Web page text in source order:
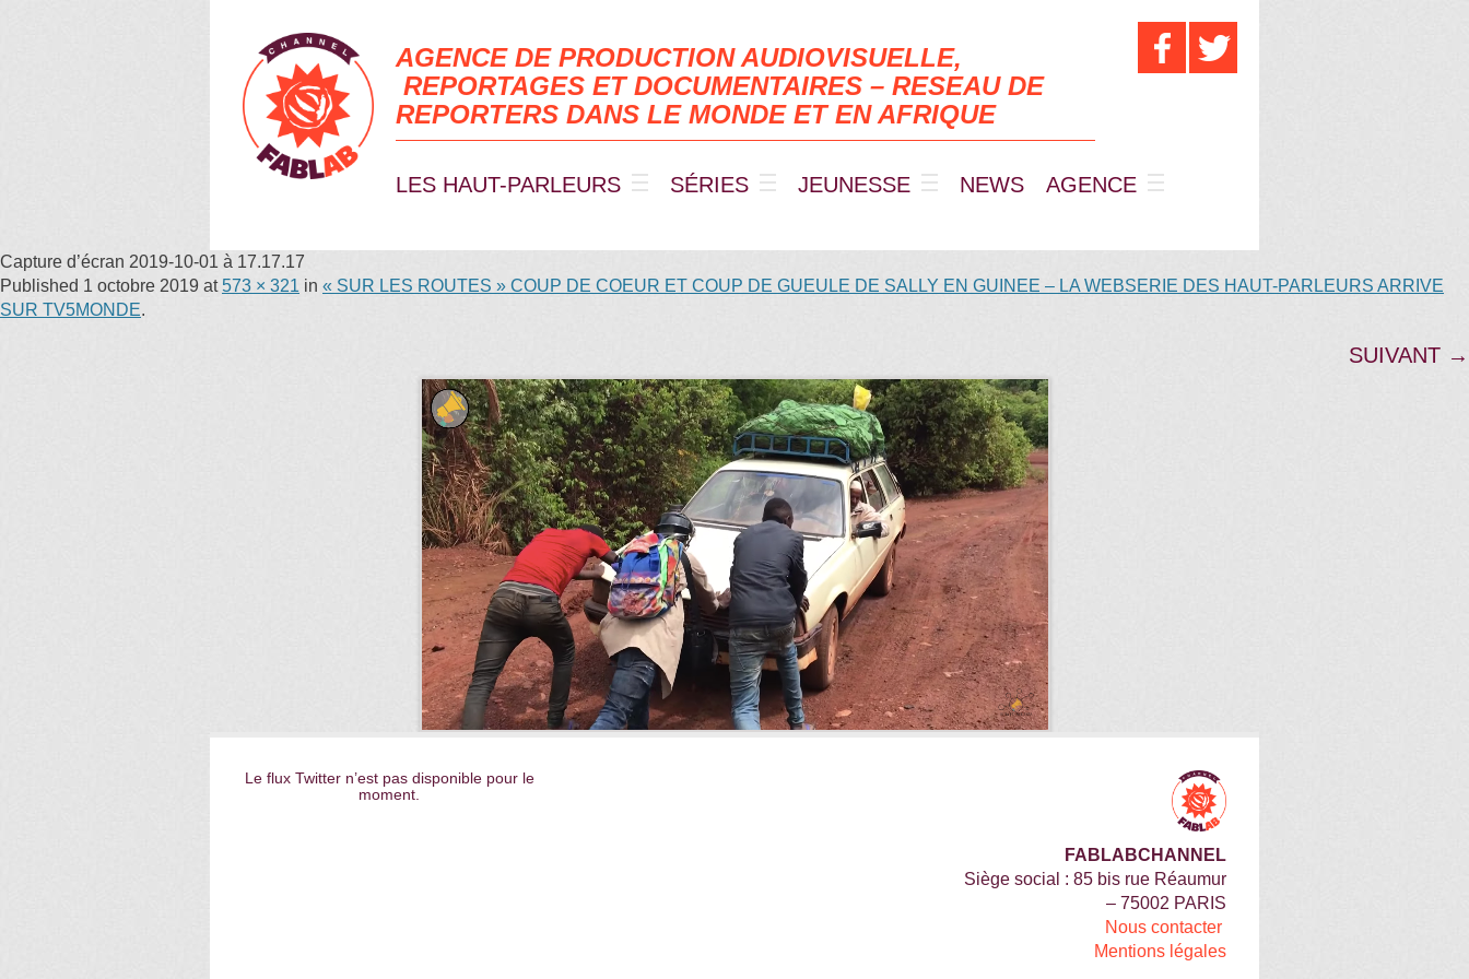
AGENCE DE PRODUCTION AUDIOVISUELLE,
REPORTAGES ET DOCUMENTAIRES – RESEAU DE
REPORTERS DANS LE MONDE ET EN AFRIQUE
LES HAUT-PARLEURS SÉRIES JEUNESSE NEWS AGENCE
Capture d’écran 2019-10-01 à 17.17.17
Published 1 octobre 2019 at573 × 321 in « SUR LES ROUTES » COUP DE COEUR ET COUP DE GUEULE DE SALLY EN GUINEE – LA WEBSERIE DES HAUT-PARLEURS ARRIVE
SUR TV5MONDE.
SUIVANT →
Le flux Twitter n’est pas disponible pour le
moment.
FABLABCHANNEL
Siège social : 85 bis rue Réaumur
– 75002 PARIS
Nous contacter
Mentions légales